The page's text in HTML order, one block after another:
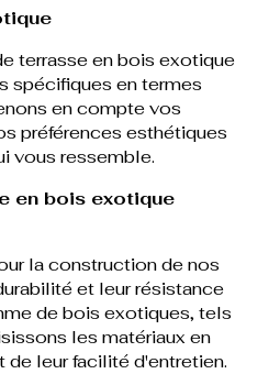
terrasse en bois exotique
spécifiques en termes
en compte vos
préférences esthétiques
vous ressemble.
en bois exotique
la construction de nos
et leur résistance
de bois exotiques, tels
les matériaux en
leur facilité d'entretien.